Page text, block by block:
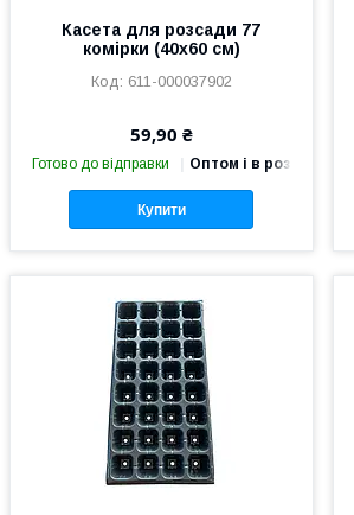
Касета для розсади 77
комірки (40х60 см)
611-000037902
59,90 ₴
Готово до відправки Оптом і в роздріб
Купити